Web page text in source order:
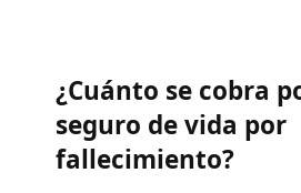
¿Cuánto se cobra
seguro de vida por
fallecimiento?